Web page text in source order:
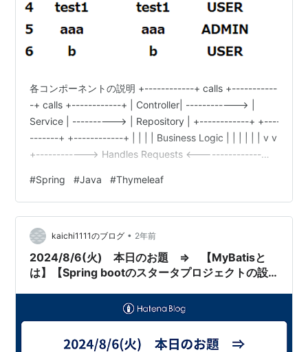
各コンポーネントの説明 +------------+ calls +-----------
-+ calls +------------+ | Controller| ------------> |
Service | ----------> | Repository | +------------+ +-----
-------+ +------------+ | | | | Business Logic | | | | | | v v
+------------> Handles Requests <------------------>
#Spring #Java #Thymeleaf
kaichi1111のブログ • 2年前
2024/8/6(火) 本日のお題 ⇒ 【MyBatisと
は】【Spring bootのスタータプロジェクトの設
Gradleの違い】【再起動大事】【pom.xmlの役割
について】【WebアプリケーションとWebシステ